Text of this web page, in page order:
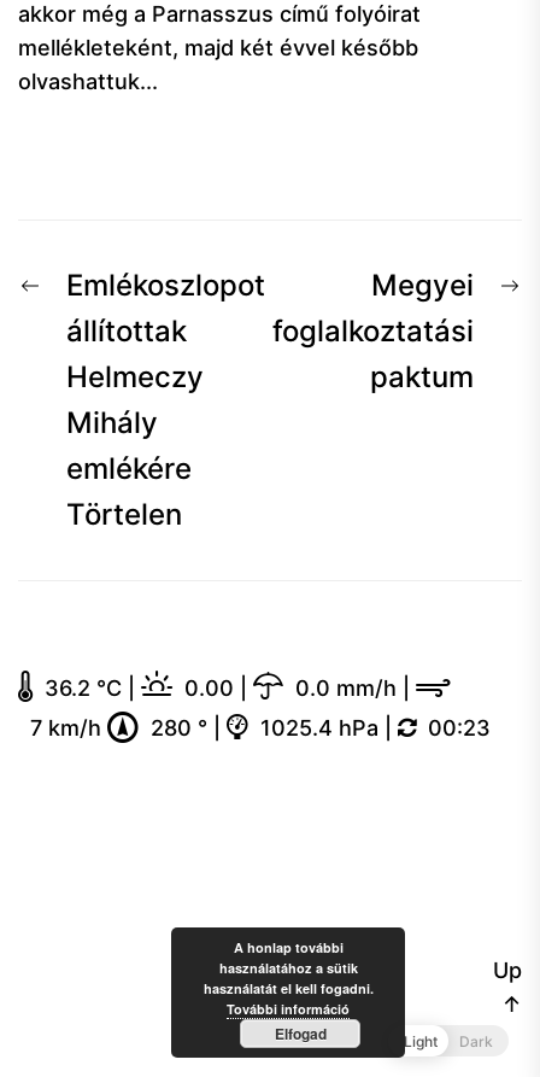
akkor még a Parnasszus című folyóirat
mellékleteként, majd két évvel később
olvashattuk...
Bejegyzés
navigáció
ElőzőEmlékoszlopot
állítottak
Helmeczy
Mihály
emlékére
Törtelen
Megyei
foglalkoztatási
paktum
36.2 °C 0.00 0.0 mm/h
7 km/h
280 ° 1025.4 hPa 00:23
Up
↑
Light Dark
A honlap további
használatához a sütik
használatát el kell fogadni.
További információ
Elfogad